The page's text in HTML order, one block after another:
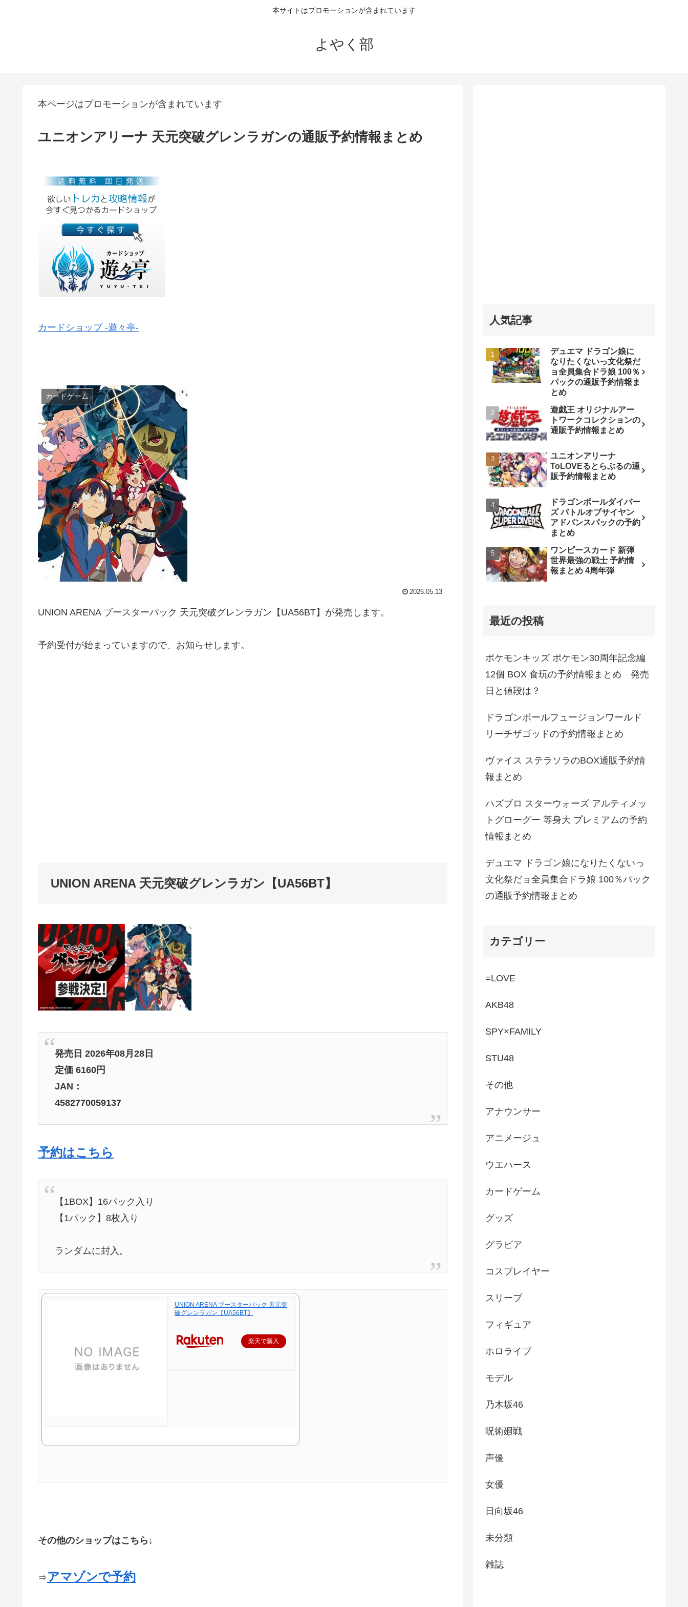
本サイトはプロモーションが含まれています
よやく部
本ページはプロモーションが含まれています
ユニオンアリーナ 天元突破グレンラガンの通販予約情報まとめ
カードショップ -遊々亭-
カードゲーム
2026.05.13
UNION ARENA ブースターパック 天元突破グレンラガン【UA56BT】が発売します。
予約受付が始まっていますので、お知らせします。
UNION ARENA 天元突破グレンラガン【UA56BT】
発売日 2026年08月28日
定価 6160円
JAN：
4582770059137
予約はこちら
【1BOX】16パック入り
【1パック】8枚入り
ランダムに封入。
UNION ARENA ブースターパック 天元突
破グレンラガン【UA56BT】
楽天で購入
その他のショップはこちら↓
⇒アマゾンで予約
人気記事
デュエマ ドラゴン娘に
なりたくないっ文化祭だ
ョ全員集合ドラ娘 100％
パックの通販予約情報ま
とめ
遊戯王 オリジナルアー
トワークコレクションの
通販予約情報まとめ
ユニオンアリーナ
ToLOVEるとらぶるの通
販予約情報まとめ
ドラゴンボールダイバー
ズ バトルオブサイヤン
アドバンスパックの予約
まとめ
ワンピースカード 新弾
世界最強の戦士 予約情
報まとめ 4周年弾
最近の投稿
ポケモンキッズ ポケモン30周年記念編
12個 BOX 食玩の予約情報まとめ 発売
日と値段は？
ドラゴンボールフュージョンワールド
リーチザゴッドの予約情報まとめ
ヴァイス ステラソラのBOX通販予約情
報まとめ
ハズブロ スターウォーズ アルティメッ
トグローグー 等身大 プレミアムの予約
情報まとめ
デュエマ ドラゴン娘になりたくないっ
文化祭だョ全員集合ドラ娘 100％パック
の通販予約情報まとめ
カテゴリー
=LOVE
AKB48
SPY×FAMILY
STU48
その他
アナウンサー
アニメージュ
ウエハース
カードゲーム
グッズ
グラビア
コスプレイヤー
スリーブ
フィギュア
ホロライブ
モデル
乃木坂46
呪術廻戦
声優
女優
日向坂46
未分類
雑誌